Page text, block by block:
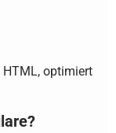
HTML, optimiert